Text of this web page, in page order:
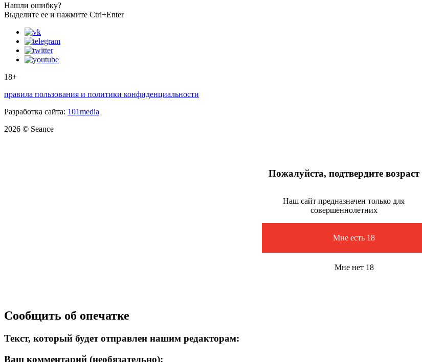
Нашли ошибку?
Выделите ее и нажмите Ctrl+Enter
18+
правила пользования и политики конфиденциальности
Разработка сайта: 101media
2026 © Seance
Пожалуйста, подтвердите возраст
Наш сайт предназначен только для
совершеннолетних
Мне есть 18
Мне нет 18
Сообщить об опечатке
Текст, который будет отправлен нашим редакторам:
Ваш комментарий (необязательно):